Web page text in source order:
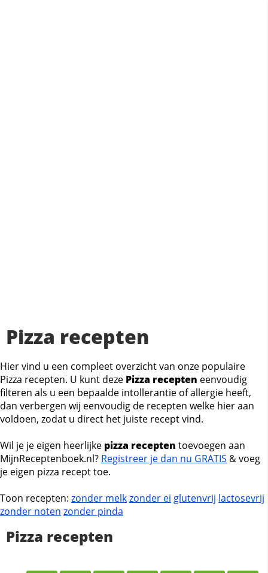
Pizza recepten
Hier vind u een compleet overzicht van onze populaire
Pizza recepten. U kunt deze Pizza recepten eenvoudig
filteren als u een bepaalde intollerantie of allergie heeft,
dan verbergen wij eenvoudig de recepten welke hier aan
voldoen, zodat u direct het juiste recept vind.
Wil je je eigen heerlijke pizza recepten toevoegen aan
MijnReceptenboek.nl? Registreer je dan nu GRATIS & voeg
je eigen pizza recept toe.
Toon recepten: zonder melkzonder ei glutenvrij lactosevrij
zonder noten zonder pinda
Pizza recepten